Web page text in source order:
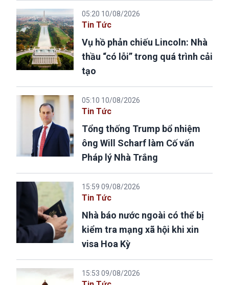
05:20 10/08/2026
Tin Tức
Vụ hồ phản chiếu Lincoln: Nhà
thầu “có lỗi” trong quá trình cải
tạo
05:10 10/08/2026
Tin Tức
Tổng thống Trump bổ nhiệm
ông Will Scharf làm Cố vấn
Pháp lý Nhà Trắng
15:59 09/08/2026
Tin Tức
Nhà báo nước ngoài có thể bị
kiểm tra mạng xã hội khi xin
visa Hoa Kỳ
15:53 09/08/2026